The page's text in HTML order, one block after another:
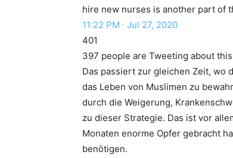
hire new nurses is another part of
11:22 PM · Jul 27, 2020
401
397 people are Tweeting about this
Das passiert zur gleichen Zeit, wo
das Leben von Muslimen zu
durch die Weigerung,
zu dieser Strategie. Das ist vor
Monaten enorme Opfer gebracht
benötigen.